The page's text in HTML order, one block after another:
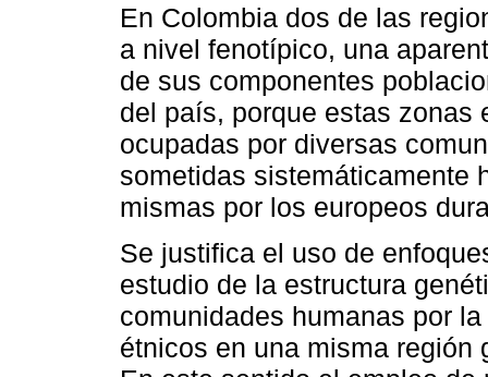
En Colombia dos de las
a nivel fenotípico, una
de sus componentes
del país, porque estas zonas
ocupadas por diversas
sometidas sistemáticamente
mismas por los europeos
Se justifica el uso de
estudio de la estructura
comunidades humanas por
étnicos en una misma región